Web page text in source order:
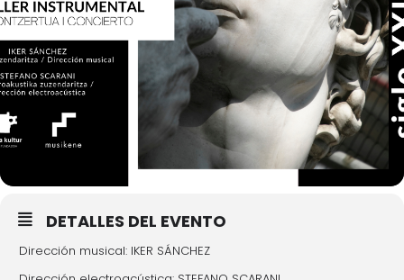
DETALLES DEL EVENTO
Dirección musical: IKER SÁNCHEZ